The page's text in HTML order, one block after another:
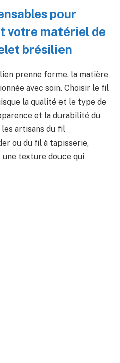
pour
votre matériel de
brésilien
prenne forme, la matière
avec soin. Choisir le fil
la qualité et le type de
et la durabilité du
artisans du fil
ou du fil à tapisserie,
une texture douce qui